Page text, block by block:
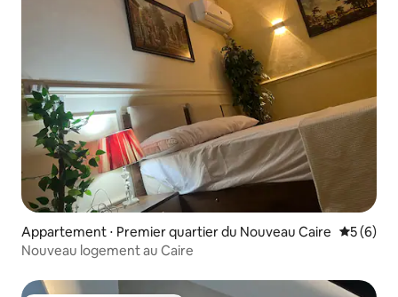
Appartement ⋅ Premier quartier du Nouveau Caire
5 (6)
Nouveau logement au Caire